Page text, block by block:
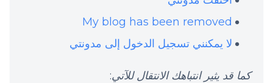
My blog has been removed
لا يمكنني تسجيل الدخول إلى مدونتي
كما قد يثير انتباهك الانتقال للآتي: